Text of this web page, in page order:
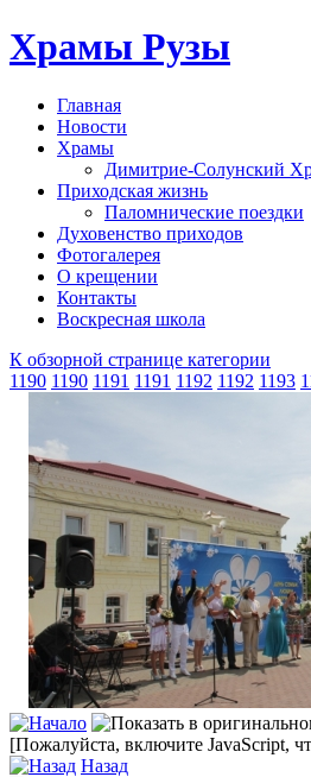
Храмы Рузы
Главная
Новости
Храмы
Димитрие-Солунский
Приходская жизнь
Паломнические поездки
Духовенство приходов
Фотогалерея
О крещении
Контакты
Воскресная школа
К обзорной странице категории
1190 1190 1191 1191 1192 1192 1193
[Пожалуйста, включите JavaScript,
Назад